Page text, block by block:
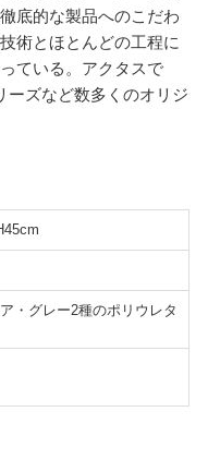
底的な製品へのこだわ
術とほとんどの工程に
ている。アクタスで
ーズなど数多くのオリジ
・グレー2種のポリウレタ